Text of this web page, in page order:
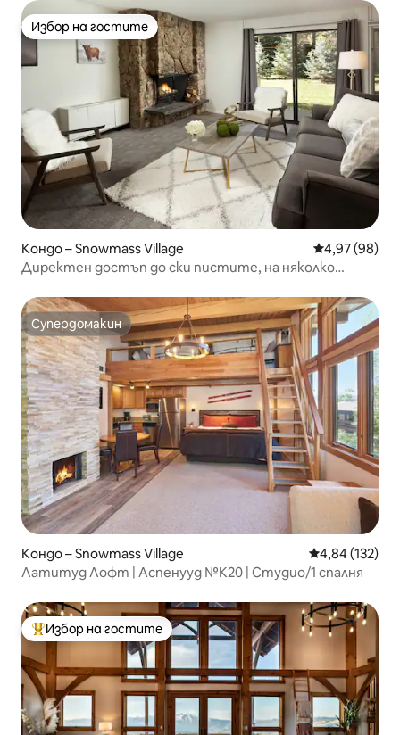
Избор на гостите
Избор на гостите
Кондо – Snowmass Village Средна
4,97 (98)
Директен достъп до ски пистите, на няколко
Супердомакин
Супердомакин
Кондо – Snowmass Village Средна
4,84 (132)
Латитуд Лофт | Аспенууд №K20 | Студио/1 спалня
Най-популярен избор на гостите
Избор на гостите